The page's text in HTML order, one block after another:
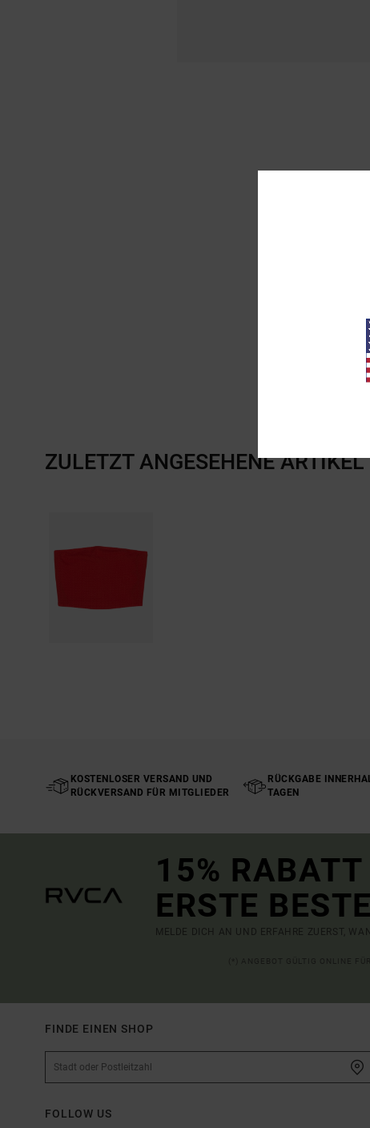
ZULETZT ANGESEHENE ARTIKEL
KOSTENLOSER VERSAND UND
RÜCKVERSAND FÜR MITGLIEDER
RÜCKGABE
TAGEN
15%
ERSTE
MELDE DICH AN UND ERFAHRE ZUERST,
FINDE EINEN SHOP
FOLLOW US